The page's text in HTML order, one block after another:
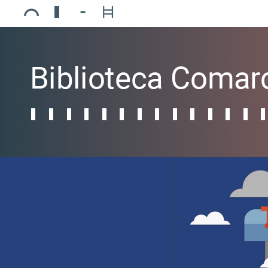
Ajuntament de Mollerussa
Biblioteca Comarcal Jaume Vila
Piscines de Mollerussa